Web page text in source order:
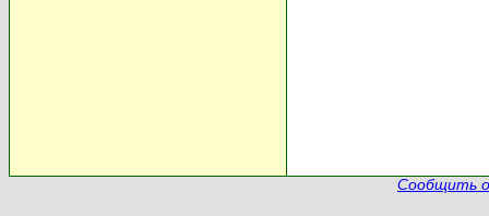
Сообщить о